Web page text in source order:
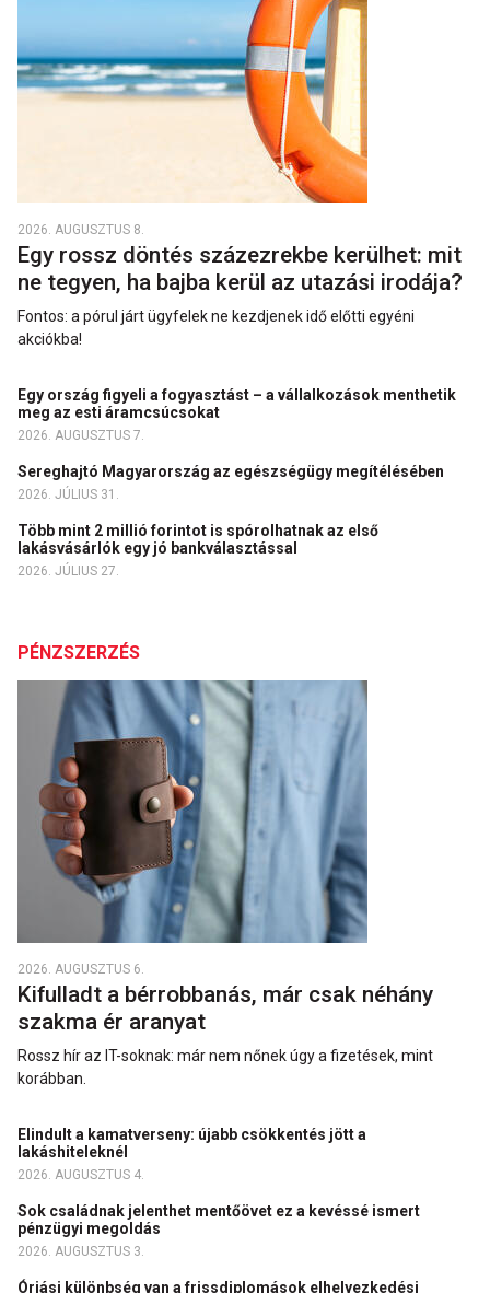
2026. AUGUSZTUS 8.
Egy rossz döntés százezrekbe kerülhet: mit
ne tegyen, ha bajba kerül az utazási irodája?
Fontos: a pórul járt ügyfelek ne kezdjenek idő előtti egyéni
akciókba!
Egy ország figyeli a fogyasztást – a vállalkozások menthetik
meg az esti áramcsúcsokat
2026. AUGUSZTUS 7.
Sereghajtó Magyarország az egészségügy megítélésében
2026. JÚLIUS 31.
Több mint 2 millió forintot is spórolhatnak az első
lakásvásárlók egy jó bankválasztással
2026. JÚLIUS 27.
PÉNZSZERZÉS
2026. AUGUSZTUS 6.
Kifulladt a bérrobbanás, már csak néhány
szakma ér aranyat
Rossz hír az IT-soknak: már nem nőnek úgy a fizetések, mint
korábban.
Elindult a kamatverseny: újabb csökkentés jött a
lakáshiteleknél
2026. AUGUSZTUS 4.
Sok családnak jelenthet mentőövet ez a kevéssé ismert
pénzügyi megoldás
2026. AUGUSZTUS 3.
Óriási különbség van a frissdiplomások elhelyezkedési